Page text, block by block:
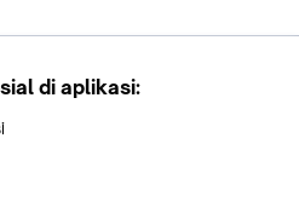
di aplikasi: